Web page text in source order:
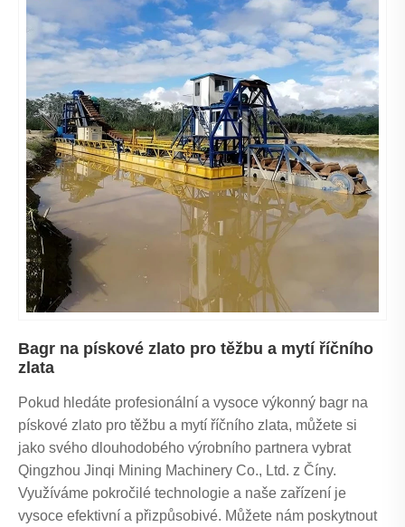
Bagr na pískové zlato pro těžbu a mytí říčního
zlata
Pokud hledáte profesionální a vysoce výkonný bagr na
pískové zlato pro těžbu a mytí říčního zlata, můžete si
jako svého dlouhodobého výrobního partnera vybrat
Qingzhou Jinqi Mining Machinery Co., Ltd. z Číny.
Využíváme pokročilé technologie a naše zařízení je
vysoce efektivní a přizpůsobivé. Můžete nám poskytnout